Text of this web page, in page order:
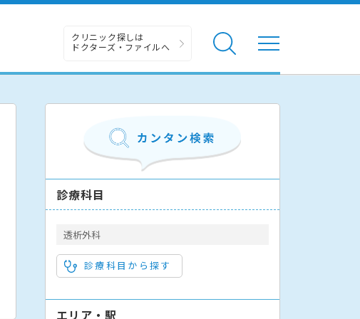
クリニック探しは
ドクターズ・ファイルへ
診療科目
透析外科
診療科目から探す
エリア・駅